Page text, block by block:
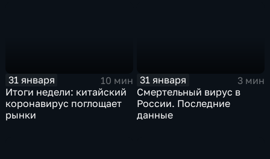
31 января
10 мин
Итоги недели: китайский
коронавирус поглощает
рынки
31 января
3 мин
Смертельный вирус в
России. Последние
данные